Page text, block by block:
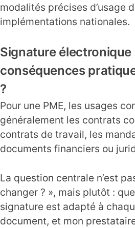
modalités précises d’usage
implémentations nationales.
Signature électronique
conséquences
?
Pour une PME, les usages
généralement les contrats
contrats de travail, les
documents financiers ou
La question centrale n’est
changer ? », mais plutôt :
signature est adapté à
document, et mon